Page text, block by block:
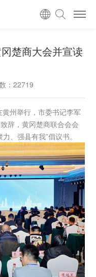
楚商大会并宣读
：22719
州举行，市委书记李军
辞，黄冈楚商联合会会
、强县有我”倡议书。